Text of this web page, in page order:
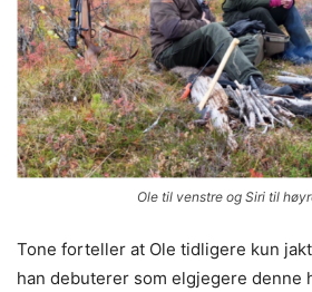
Ole til venstre og Siri til
Tone forteller at Ole tidligere kun
han debuterer som elgjegere denne